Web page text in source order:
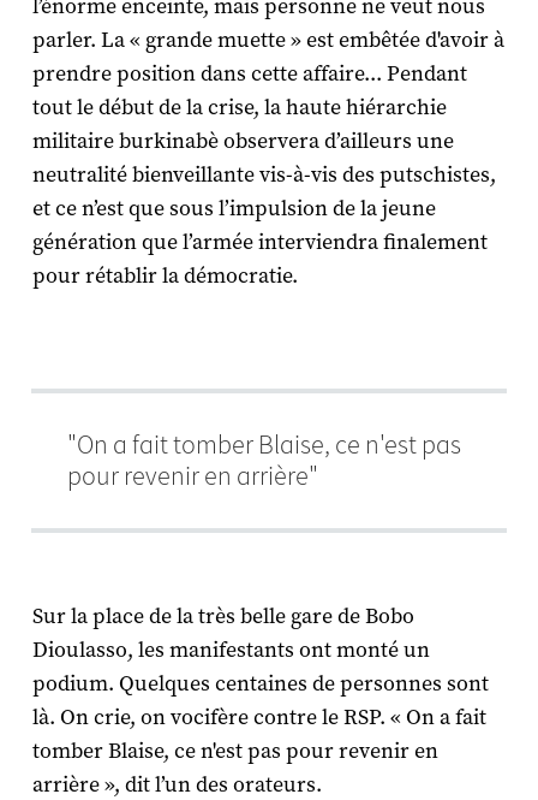
l’énorme enceinte, mais personne ne veut nous
parler. La « grande muette » est embêtée d'avoir à
prendre position dans cette affaire... Pendant
tout le début de la crise, la haute hiérarchie
militaire burkinabè observera d’ailleurs une
neutralité bienveillante vis-à-vis des putschistes,
et ce n’est que sous l’impulsion de la jeune
génération que l’armée interviendra finalement
pour rétablir la démocratie.
"On a fait tomber Blaise, ce n'est pas
pour revenir en arrière"
Sur la place de la très belle gare de Bobo
Dioulasso, les manifestants ont monté un
podium. Quelques centaines de personnes sont
là. On crie, on vocifère contre le RSP. « On a fait
tomber Blaise, ce n'est pas pour revenir en
arrière », dit l’un des orateurs.